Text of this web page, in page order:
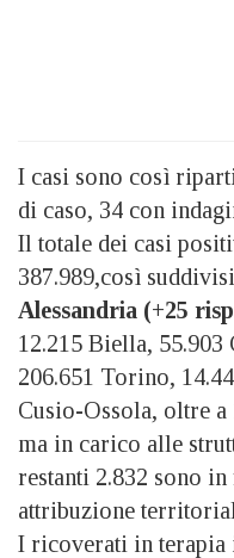
I casi sono così
di caso, 34 con
Il totale dei casi
387.989,così
Alessandria (+25
12.215 Biella, 55.903
206.651 Torino,
Cusio-Ossola, oltre
ma in carico alle
restanti 2.832 sono
attribuzione
I ricoverati in terapia